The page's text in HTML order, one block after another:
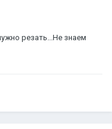
резать...Не знаем